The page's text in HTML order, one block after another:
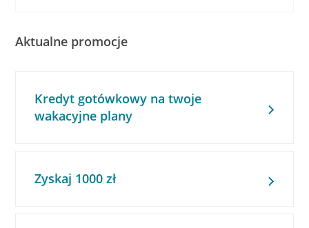
Aktualne promocje
Kredyt gotówkowy na twoje
wakacyjne plany
Zyskaj 1000 zł